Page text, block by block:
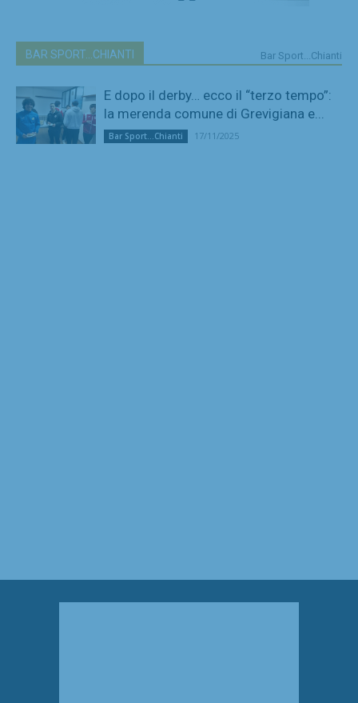
BAR SPORT...CHIANTI Bar Sport...Chianti
E dopo il derby… ecco il “terzo tempo”:
la merenda comune di Grevigiana e...
Bar Sport...Chianti 17/11/2025